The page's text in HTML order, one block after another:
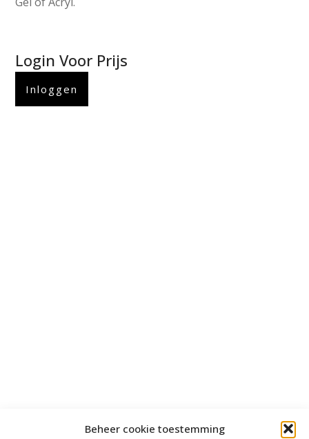
Beheer cookie toestemming
Login Voor Prijs
Inloggen